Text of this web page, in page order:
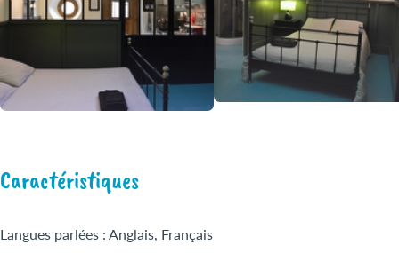
Caractéristiques
Langues parlées : Anglais, Français